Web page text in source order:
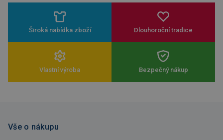
Široká nabídka zboží Dlouhoroční tradice
Vlastní výroba Bezpečný nákup
Vše o nákupu